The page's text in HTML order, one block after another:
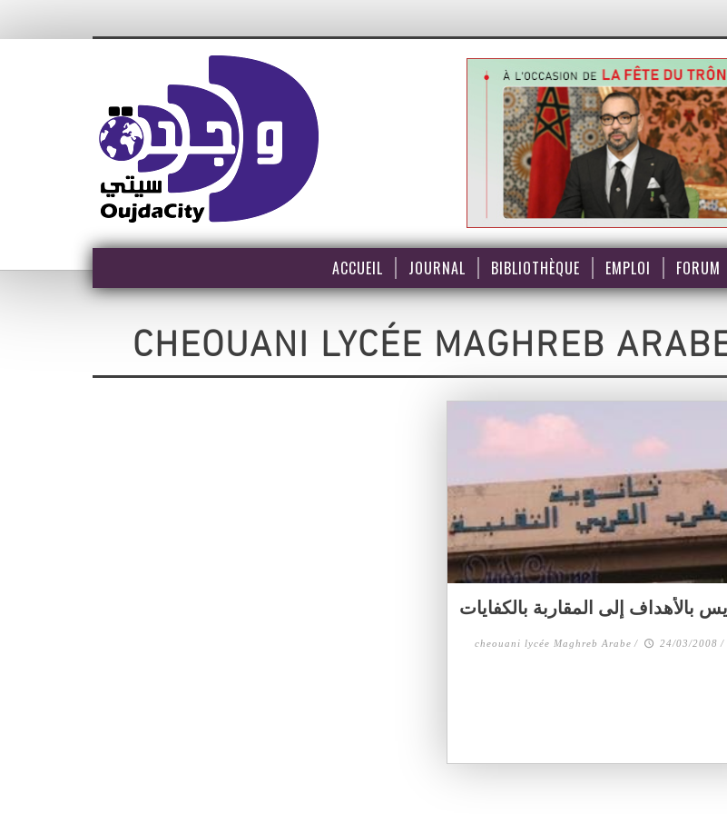
ACCUEIL JOURNAL BIBLIOTHÈQUE EMPLOI FORUM
CHEOUANI LYCÉE MAGHREB
بالأهداف إلى المقاربة بالكفايات
cheouani lycée Maghreb Arabe / 24/03/2008 /